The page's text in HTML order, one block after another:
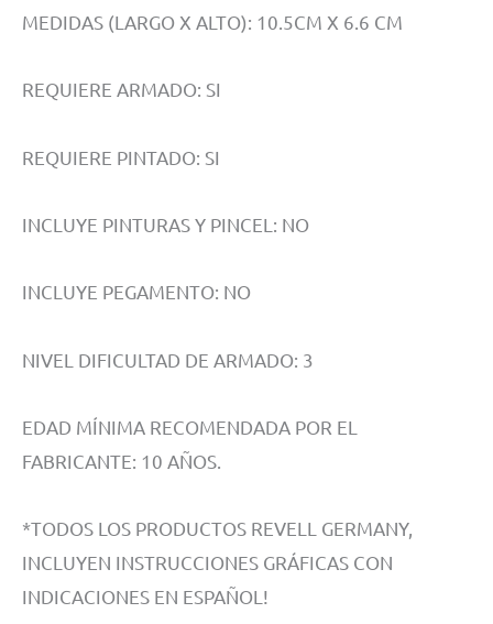
MEDIDAS (LARGO X ALTO): 10.5CM X 6.6 CM
REQUIERE ARMADO: SI
REQUIERE PINTADO: SI
INCLUYE PINTURAS Y PINCEL: NO
INCLUYE PEGAMENTO: NO
NIVEL DIFICULTAD DE ARMADO: 3
EDAD MÍNIMA RECOMENDADA POR EL
FABRICANTE: 10 AÑOS.
*TODOS LOS PRODUCTOS REVELL GERMANY,
INCLUYEN INSTRUCCIONES GRÁFICAS CON
INDICACIONES EN ESPAÑOL!